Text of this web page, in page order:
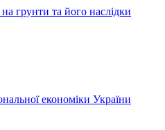
грунти та його наслідки
економіки України